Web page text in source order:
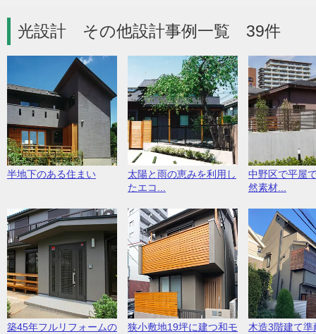
光設計 その他設計事例一覧 39件
半地下のある住まい
太陽と雨の恵みを利用し
たエコ...
中野区で平屋
然素材...
築45年フルリフォームの
狭小敷地19坪に建つ和モ
木造3階建て準